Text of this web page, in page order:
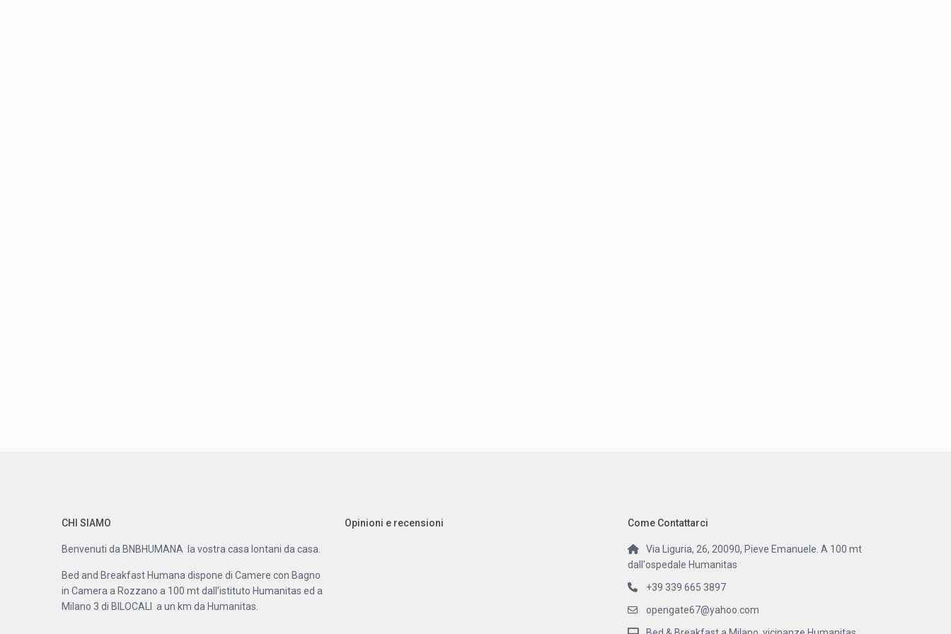
CHI SIAMO
Benvenuti da BNBHUMANA la vostra casa lontani da casa.
Bed and Breakfast Humana dispone di Camere con Bagno
in Camera a Rozzano a 100 mt dall’istituto Humanitas ed a
Milano 3 di BILOCALI a un km da Humanitas.
Opinioni e recensioni Come Contattarci
Via Liguria, 26, 20090, Pieve Emanuele. A 100 mt
dall'ospedale Humanitas
+39 339 665 3897
opengate67@yahoo.com